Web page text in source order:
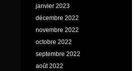
janvier 2023
décembre 2022
novembre 2022
octobre 2022
septembre 2022
août 2022